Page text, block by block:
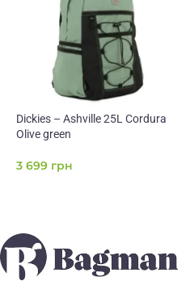
Dickies – Ashville 25L Cordura
Olive green
3 699 грн